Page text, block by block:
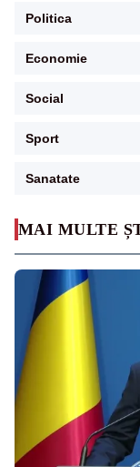
MAI MULTE
Politica
Economie
Social
Sport
Sanatate